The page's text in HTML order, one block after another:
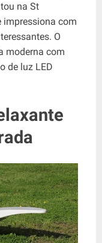
na St
impressiona com
O
moderna com
de luz LED